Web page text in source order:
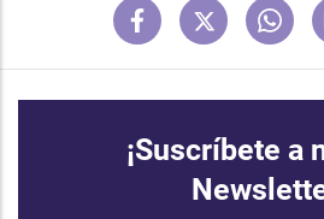
¡Suscríbete a